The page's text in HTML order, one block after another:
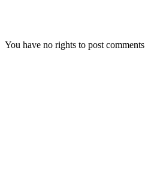
You have no rights to post comments